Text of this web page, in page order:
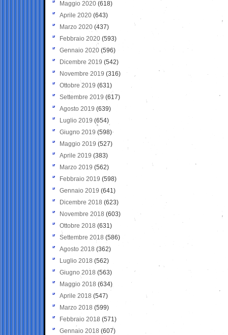
Maggio 2020 (618)
Aprile 2020 (643)
Marzo 2020 (437)
Febbraio 2020 (593)
Gennaio 2020 (596)
Dicembre 2019 (542)
Novembre 2019 (316)
Ottobre 2019 (631)
Settembre 2019 (617)
Agosto 2019 (639)
Luglio 2019 (654)
Giugno 2019 (598)
Maggio 2019 (527)
Aprile 2019 (383)
Marzo 2019 (562)
Febbraio 2019 (598)
Gennaio 2019 (641)
Dicembre 2018 (623)
Novembre 2018 (603)
Ottobre 2018 (631)
Settembre 2018 (586)
Agosto 2018 (362)
Luglio 2018 (562)
Giugno 2018 (563)
Maggio 2018 (634)
Aprile 2018 (547)
Marzo 2018 (599)
Febbraio 2018 (571)
Gennaio 2018 (607)